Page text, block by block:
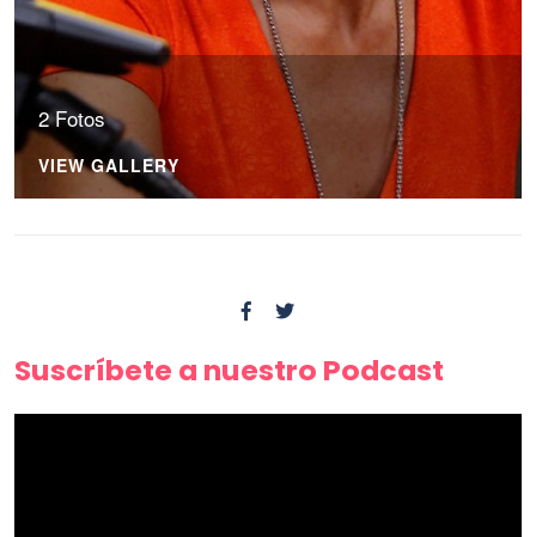
2 Fotos
VIEW GALLERY
Suscríbete a nuestro Podcast